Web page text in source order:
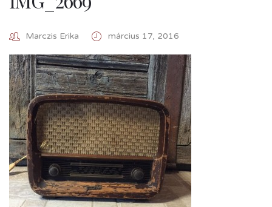
Marczis Erika március 17, 2016